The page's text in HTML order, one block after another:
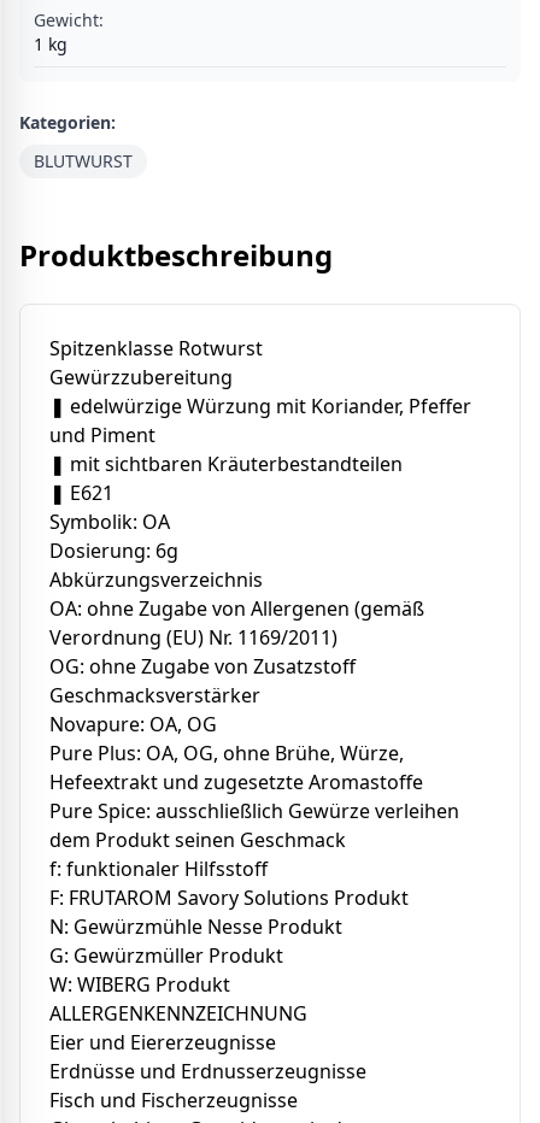
Gewicht:
1 kg
Kategorien:
BLUTWURST
Produktbeschreibung
Spitzenklasse Rotwurst
Gewürzzubereitung
❚ edelwürzige Würzung mit Koriander, Pfeffer
und Piment
❚ mit sichtbaren Kräuterbestandteilen
❚ E621
Symbolik: OA
Dosierung: 6g
Abkürzungsverzeichnis
OA: ohne Zugabe von Allergenen (gemäß
Verordnung (EU) Nr. 1169/2011)
OG: ohne Zugabe von Zusatzstoff
Geschmacksverstärker
Novapure: OA, OG
Pure Plus: OA, OG, ohne Brühe, Würze,
Hefeextrakt und zugesetzte Aromastoffe
Pure Spice: ausschließlich Gewürze verleihen
dem Produkt seinen Geschmack
f: funktionaler Hilfsstoff
F: FRUTAROM Savory Solutions Produkt
N: Gewürzmühle Nesse Produkt
G: Gewürzmüller Produkt
W: WIBERG Produkt
ALLERGENKENNZEICHNUNG
Eier und Eiererzeugnisse
Erdnüsse und Erdnusserzeugnisse
Fisch und Fischerzeugnisse